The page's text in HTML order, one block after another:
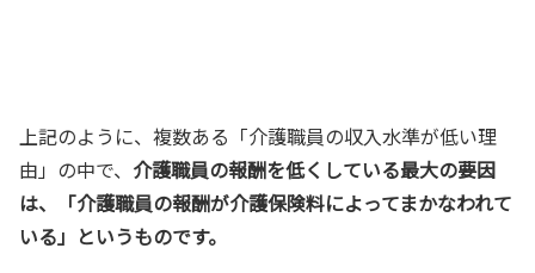
上記のように、複数ある「介護職員の収入水準が低い理
由」の中で、 介護職員の報酬を低くしている最大の要因
は、「介護職員の報酬が介護保険料によってまかなわれて
いる」というものです。